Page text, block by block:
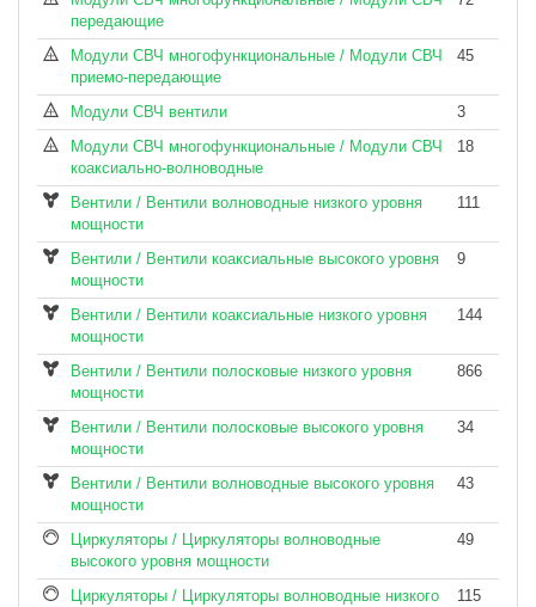
передающие
Модули СВЧ многофункциональные / Модули СВЧ
приемо-передающие
45
Модули СВЧ вентили
3
Модули СВЧ многофункциональные / Модули СВЧ
коаксиально-волноводные
18
Вентили / Вентили волноводные низкого уровня
мощности
111
Вентили / Вентили коаксиальные высокого уровня
мощности
9
Вентили / Вентили коаксиальные низкого уровня
мощности
144
Вентили / Вентили полосковые низкого уровня
мощности
866
Вентили / Вентили полосковые высокого уровня
мощности
34
Вентили / Вентили волноводные высокого уровня
мощности
43
Циркуляторы / Циркуляторы волноводные
высокого уровня мощности
49
Циркуляторы / Циркуляторы волноводные низкого
115